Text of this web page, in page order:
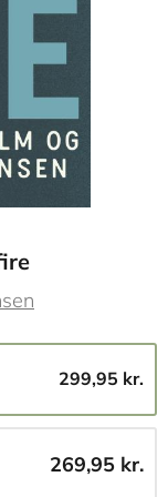
299,95 kr.
269,95 kr.